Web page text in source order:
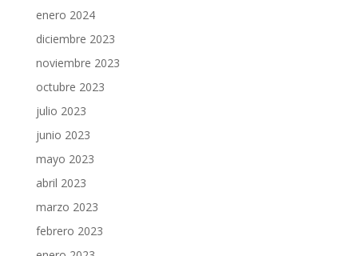
enero 2024
diciembre 2023
noviembre 2023
octubre 2023
julio 2023
junio 2023
mayo 2023
abril 2023
marzo 2023
febrero 2023